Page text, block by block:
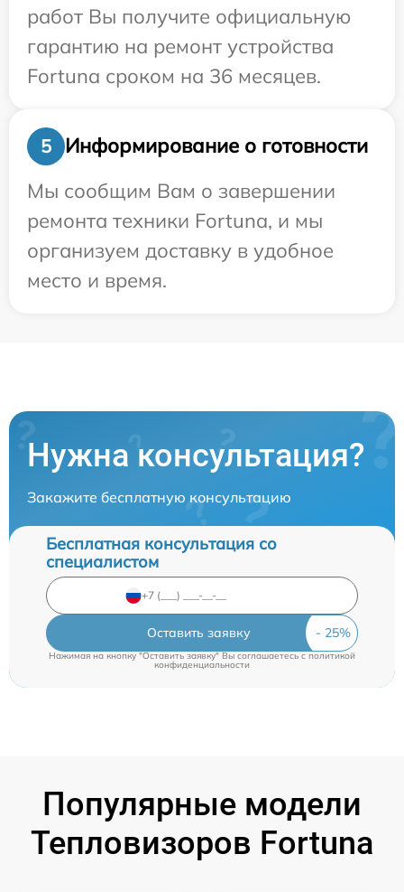
работ Вы получите официальную
гарантию на ремонт устройства
Fortuna сроком на 36 месяцев.
5
Информирование о готовности
Мы сообщим Вам о завершении
ремонта техники Fortuna, и мы
организуем доставку в удобное
место и время.
Нужна консультация?
Закажите бесплатную консультацию
Бесплатная консультация со
специалистом
Оставить заявку
Нажимая на кнопку "Оставить заявку" Вы соглашаетесь cполитикой
конфиденциальности
Популярные модели
Тепловизоров Fortuna